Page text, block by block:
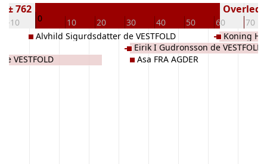
-10 0 10 20 30 40 50 60 70
± 762
VESTFOLD
Alvhild Sigurdsdatter de VESTFOLD
Eirik I Gudronsson de VESTFOLD
Asa FRA AGDER
Koning
VESTFOLD